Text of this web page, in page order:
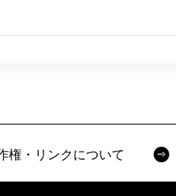
権・リンクについて